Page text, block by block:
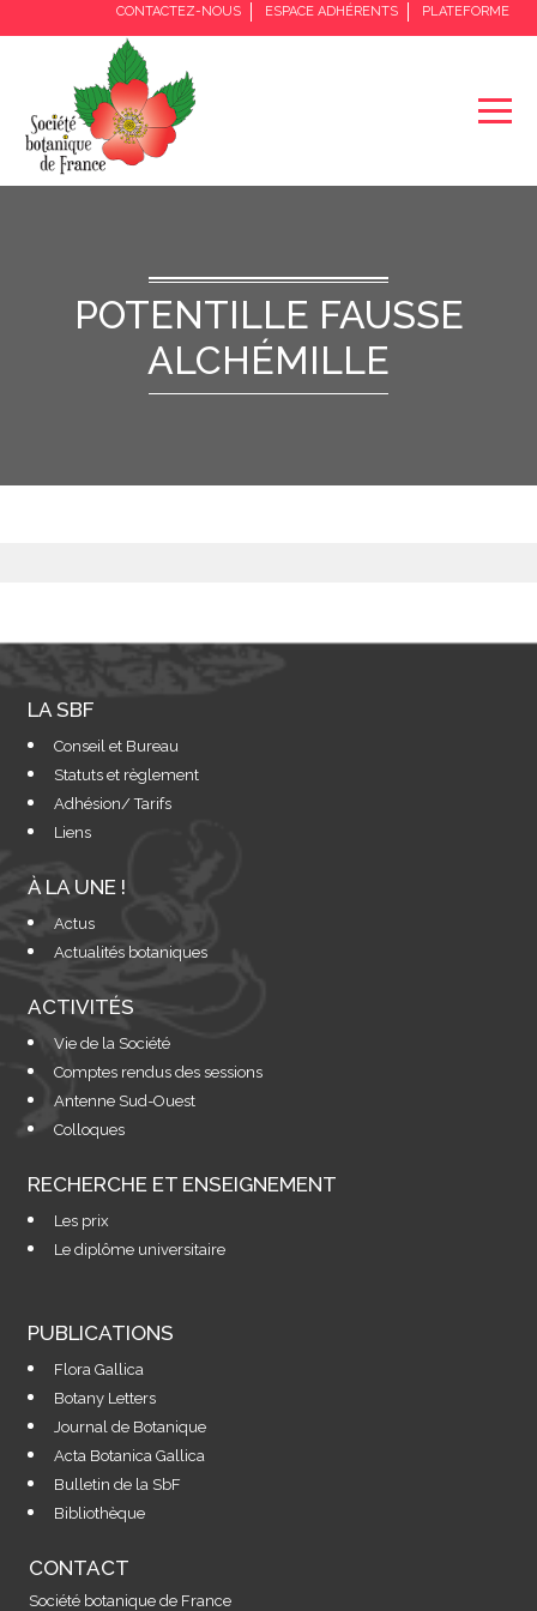
CONTACTEZ-NOUS ESPACE ADHÉRENTS PLATEFORME
POTENTILLE FAUSSE
ALCHÉMILLE
LA SBF
Conseil et Bureau
Statuts et règlement
Adhésion/ Tarifs
Liens
À LA UNE !
Actus
Actualités botaniques
ACTIVITÉS
Vie de la Société
Comptes rendus des sessions
Antenne Sud-Ouest
Colloques
RECHERCHE ET ENSEIGNEMENT
Les prix
Le diplôme universitaire
PUBLICATIONS
Flora Gallica
Botany Letters
Journal de Botanique
Acta Botanica Gallica
Bulletin de la SbF
Bibliothèque
CONTACT
Société botanique de France